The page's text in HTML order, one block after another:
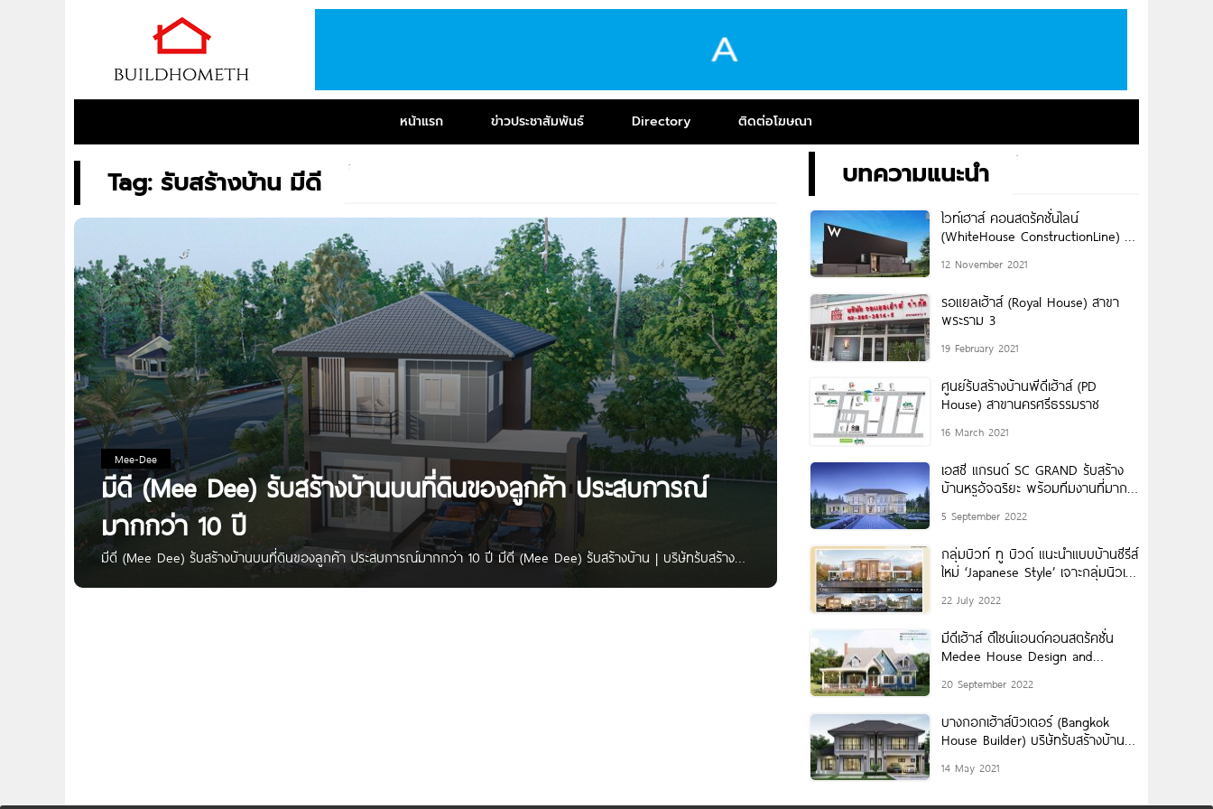
หน้าแรก ข่าวประชาสัมพันธ์ Directory ติดต่อโฆษณา
Tag: รับสร้างบ้าน มีดี
Mee-Dee
มีดี (Mee Dee) รับสร้างบ้านบนที่ดินของลูกค้า ประสบการณ์
มากกว่า 10 ปี
มีดี (Mee Dee) รับสร้างบ้านบนที่ดินของลูกค้า ประสบการณ์มากกว่า 10 ปี มีดี (Mee Dee) รับสร้างบ้าน | บริษัทรับสร้าง
บทความแนะนำ
ไวท์เฮาส์ คอนสตรัคชั่นไลน์
(WhiteHouse ConstructionLine) รับ
พร้อมเทิร์นคีย์
12 November 2021
รอแยลเฮ้าส์ (Royal House) สาขา
พระราม 3
19 February 2021
ศูนย์รับสร้างบ้านพีดีเฮ้าส์ (PD
House) สาขานครศรีธรรมราช
16 March 2021
เอสซี แกรนด์ SC GRAND รับสร้าง
บ้านหรูอัจฉริยะ พร้อมทีมงานที่มาก
ในการสร้างบ้านจาก SEACON
5 September 2022
กลุ่มบิวท์ ทู บิวด์ แนะนำแบบบ้านซีรีส์
ใหม่ ‘Japanese Style’ เจาะกลุ่มนิวเจ
22 July 2022
มีดีเฮ้าส์ ดีไซน์แอนด์คอนสตรัคชั่น
Medee House Design and
20 September 2022
บางกอกเฮ้าส์บิวเดอร์ (Bangkok
House Builder) บริษัทรับสร้างบ้าน
20 ปี
14 May 2021